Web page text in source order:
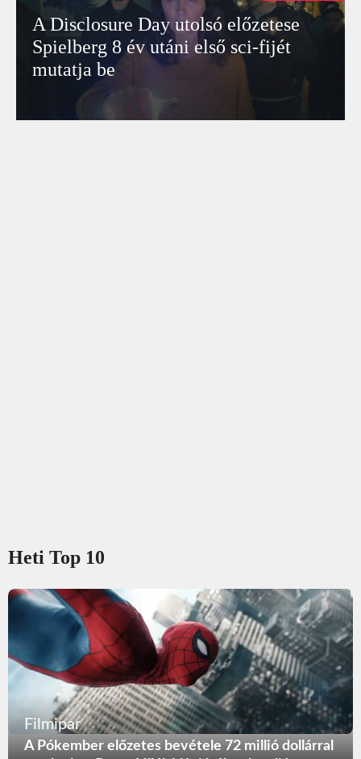
A Disclosure Day utolsó előzetese
Spielberg 8 év utáni első sci-fijét
mutatja be
Heti Top 10
Filmipar
A Pókember előzetes bevétele 72 millió dollárral